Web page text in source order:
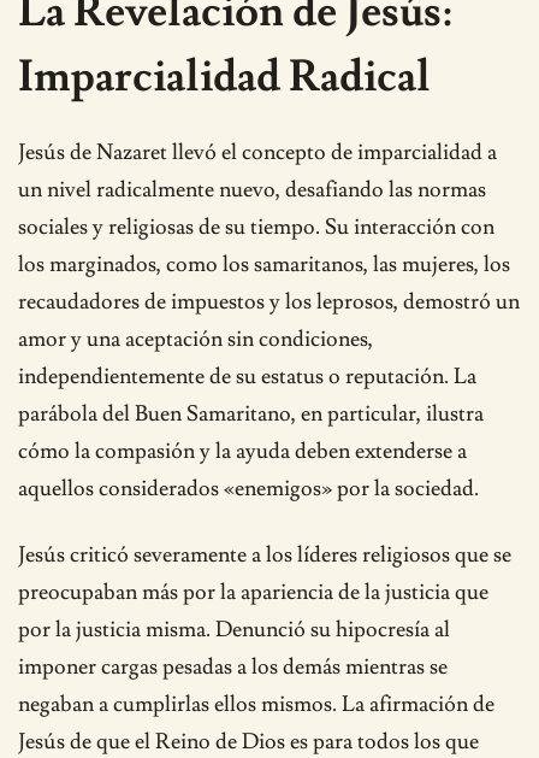
La Revelación de Jesús:
Imparcialidad Radical
Jesús de Nazaret llevó el concepto de imparcialidad a
un nivel radicalmente nuevo, desafiando las normas
sociales y religiosas de su tiempo. Su interacción con
los marginados, como los samaritanos, las mujeres, los
recaudadores de impuestos y los leprosos, demostró un
amor y una aceptación sin condiciones,
independientemente de su estatus o reputación. La
parábola del Buen Samaritano, en particular, ilustra
cómo la compasión y la ayuda deben extenderse a
aquellos considerados «enemigos» por la sociedad.
Jesús criticó severamente a los líderes religiosos que se
preocupaban más por la apariencia de la justicia que
por la justicia misma. Denunció su hipocresía al
imponer cargas pesadas a los demás mientras se
negaban a cumplirlas ellos mismos. La afirmación de
Jesús de que el Reino de Dios es para todos los que